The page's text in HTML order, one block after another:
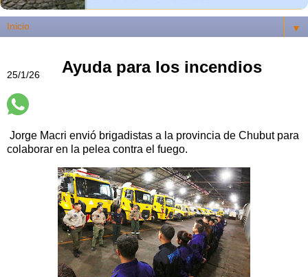
▼
25/1/26 Ayuda para los incendios
Jorge Macri envió brigadistas a la provincia de Chubut para
colaborar en la pelea contra el fuego.